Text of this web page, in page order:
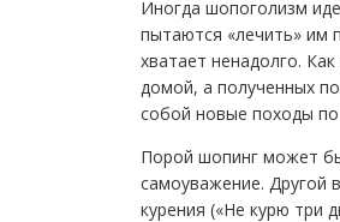
Иногда шопоголизм
пытаются «лечить» им
хватает ненадолго.
домой, а полученных
собой новые походы
Порой шопинг может
самоуважение. Другой
курения («Не курю три